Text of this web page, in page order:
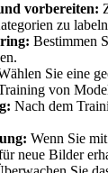
vorbereiten:
zu
Bestimmen
Sie eine
von
Nach dem
Wenn Sie
neue Bilder